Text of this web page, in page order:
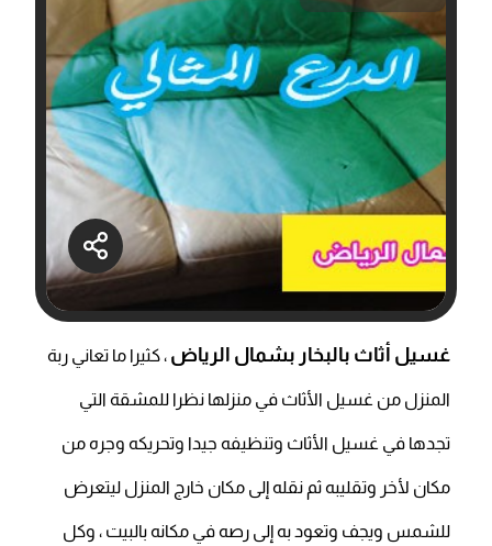
غسيل أثاث بالبخار بشمال الرياض ، كثيرا ما تعاني ربة
المنزل من غسيل الأثاث في منزلها نظرا للمشقة التي
تجدها في غسيل الأثاث وتنظيفه جيدا وتحريكه وجره من
مكان لأخر وتقليبه ثم نقله إلى مكان خارج المنزل ليتعرض
للشمس ويجف وتعود به إلى رصه في مكانه بالبيت ، وكل